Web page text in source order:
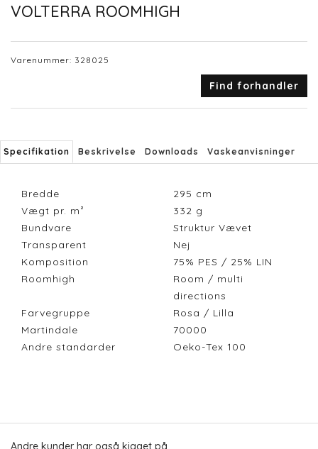
VOLTERRA ROOMHIGH
Varenummer: 328025
Find forhandler
Specifikation Beskrivelse Downloads Vaskeanvisninger
Bredde 295 cm
Vægt pr. m²
332 g
Bundvare
Struktur Vævet
Transparent
Nej
Komposition
75% PES / 25% LIN
Roomhigh
Room / multi
directions
Farvegruppe
Rosa / Lilla
Martindale
70000
Andre standarder
Oeko-Tex 100
Andre kunder har også kigget på